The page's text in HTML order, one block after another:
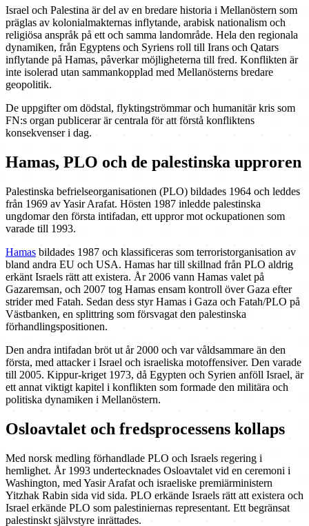
Israel och Palestina är del av en bredare historia i Mellanöstern som
präglas av kolonialmakternas inflytande, arabisk nationalism och
religiösa anspråk på ett och samma landområde. Hela den regionala
dynamiken, från Egyptens och Syriens roll till Irans och Qatars
inflytande på Hamas, påverkar möjligheterna till fred. Konflikten är
inte isolerad utan sammankopplad med Mellanösterns bredare
geopolitik.
De uppgifter om dödstal, flyktingströmmar och humanitär kris som
FN:s organ publicerar är centrala för att förstå konfliktens
konsekvenser i dag.
Hamas, PLO och de palestinska upproren
Palestinska befrielseorganisationen (PLO) bildades 1964 och leddes
från 1969 av Yasir Arafat. Hösten 1987 inledde palestinska
ungdomar den första intifadan, ett uppror mot ockupationen som
varade till 1993.
Hamas bildades 1987 och klassificeras som terroristorganisation av
bland andra EU och USA. Hamas har till skillnad från PLO aldrig
erkänt Israels rätt att existera. År 2006 vann Hamas valet på
Gazaremsan, och 2007 tog Hamas ensam kontroll över Gaza efter
strider med Fatah. Sedan dess styr Hamas i Gaza och Fatah/PLO på
Västbanken, en splittring som försvagat den palestinska
förhandlingspositionen.
Den andra intifadan bröt ut år 2000 och var våldsammare än den
första, med attacker i Israel och israeliska motoffensiver. Den varade
till 2005. Kippur-kriget 1973, då Egypten och Syrien anföll Israel, är
ett annat viktigt kapitel i konflikten som formade den militära och
politiska dynamiken i Mellanöstern.
Osloavtalet och fredsprocessens kollaps
Med norsk medling förhandlade PLO och Israels regering i
hemlighet. År 1993 undertecknades Osloavtalet vid en ceremoni i
Washington, med Yasir Arafat och israeliske premiärministern
Yitzhak Rabin sida vid sida. PLO erkände Israels rätt att existera och
Israel erkände PLO som palestiniernas representant. Ett begränsat
palestinskt självstyre inrättades.